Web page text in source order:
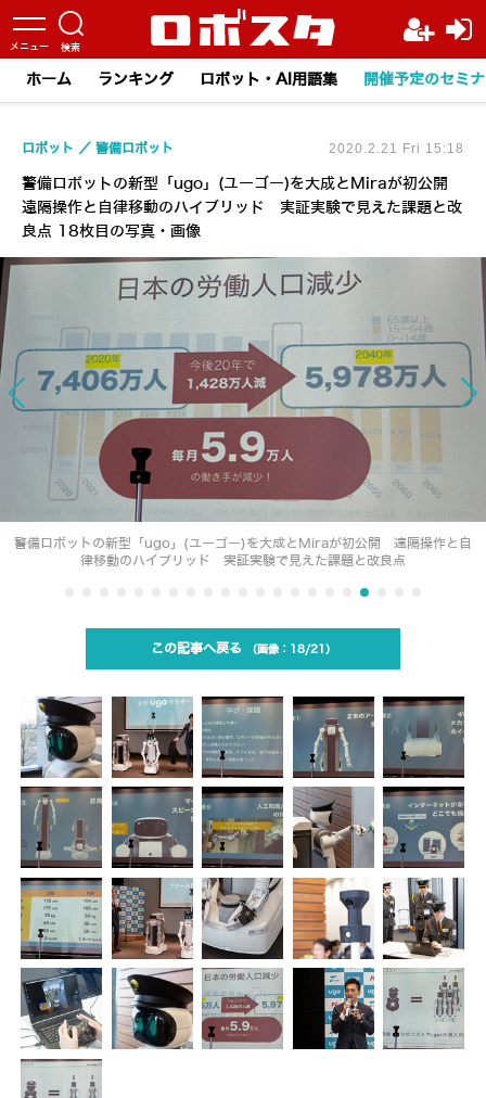
ホーム ランキング ロボット・AI用語集 開催予定のセミ
警備ロボットの新型「ugo」(ユーゴー)を大成とMiraが初公開
遠隔操作と自律移動のハイブリッド 実証実験で見えた課題と改
良点 18枚目の写真・画像
ロボット 警備ロボット 2020.2.21 Fri 15:18
警備ロボットの新型「ugo」(ユーゴー)を大成とMiraが初公開 遠隔操作と自
律移動のハイブリッド 実証実験で見えた課題と改良点
この記事へ戻る 18/21